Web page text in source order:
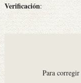
Verificación:
Para